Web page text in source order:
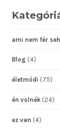
ami nem fér
Blog (4)
életmódi (75)
én volnék (24)
ez van (4)